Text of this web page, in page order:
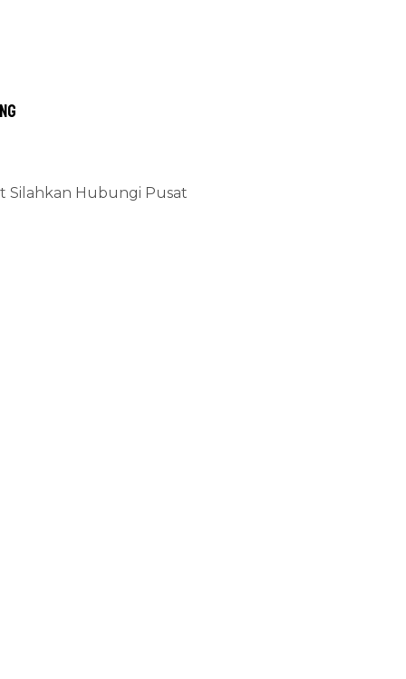
Silahkan Hubungi Pusat